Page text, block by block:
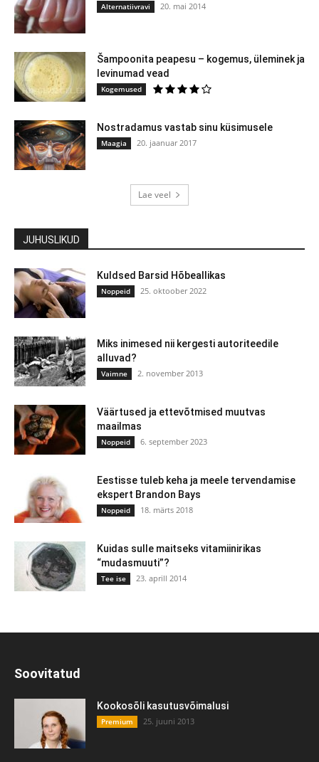
Alternatiivravi 20. mai 2014
Šampoonita peapesu – kogemus, üleminek ja
levinumad vead
Kogemused
Nostradamus vastab sinu küsimusele
Maagia 20. jaanuar 2017
Lae veel
JUHUSLIKUD
Kuldsed Barsid Hõbeallikas
Noppeid 25. oktoober 2022
Miks inimesed nii kergesti autoriteedile
alluvad?
Vaimne 2. november 2013
Väärtused ja ettevõtmised muutvas
maailmas
Noppeid 6. september 2023
Eestisse tuleb keha ja meele tervendamise
ekspert Brandon Bays
Noppeid 18. märts 2018
Kuidas sulle maitseks vitamiinirikas
“mudasmuuti”?
Tee ise 23. aprill 2014
Soovitatud
Kookosõli kasutusvõimalusi
Premium 25. juuni 2013